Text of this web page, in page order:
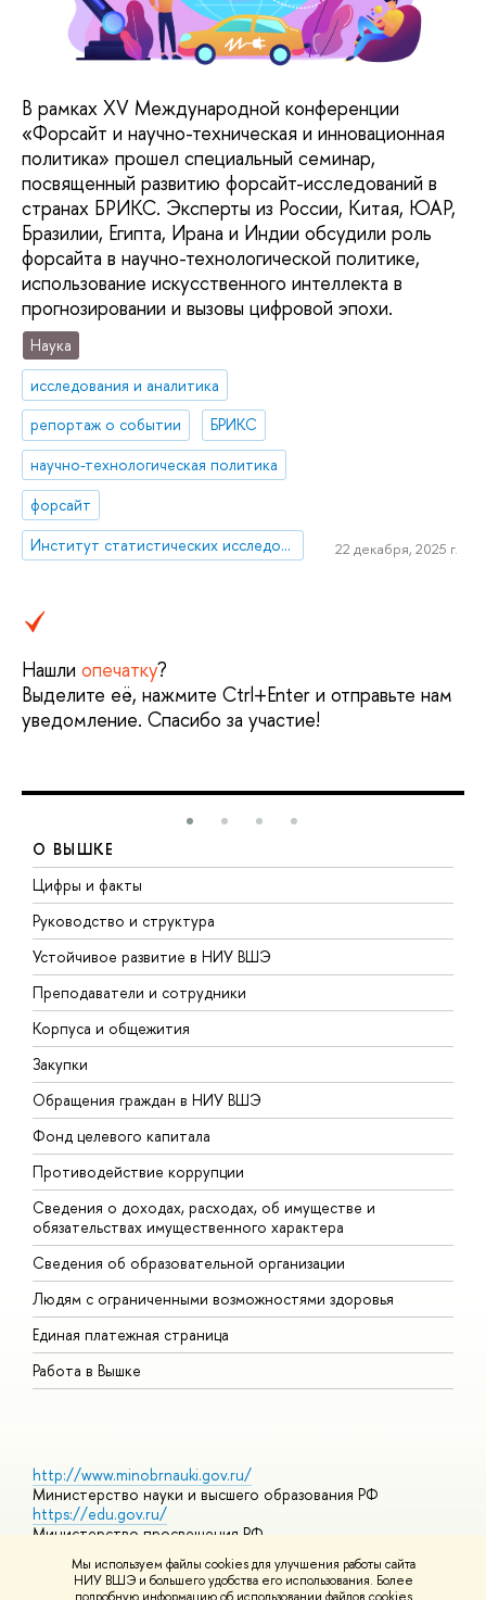
Мы используем файлы cookies для улучшения работы сайта
НИУ ВШЭ и большего удобства его использования. Более
В рамках XV Международной конференции
«Форсайт и научно-техническая и инновационная
политика» прошел специальный семинар,
посвященный развитию форсайт-исследований в
странах БРИКС. Эксперты из России, Китая, ЮАР,
Бразилии, Египта, Ирана и Индии обсудили роль
форсайта в научно-технологической политике,
использование искусственного интеллекта в
прогнозировании и вызовы цифровой эпохи.
Наука
исследования и аналитика
репортаж о событии
БРИКС
научно-технологическая политика
форсайт
Институт статистических исследований и экономики знаний
22 декабря, 2025 г.
Нашли опечатку?
Выделите её, нажмите Ctrl+Enter и отправьте нам
уведомление. Спасибо за участие!
О ВЫШКЕ
Цифры и факты
Руководство и структура
Устойчивое развитие в НИУ ВШЭ
Преподаватели и сотрудники
Корпуса и общежития
Закупки
Обращения граждан в НИУ ВШЭ
Фонд целевого капитала
Противодействие коррупции
Сведения о доходах, расходах, об имуществе и
обязательствах имущественного характера
Сведения об образовательной организации
Людям с ограниченными возможностями здоровья
Единая платежная страница
Работа в Вышке
http://www.minobrnauki.gov.ru/
Министерство науки и высшего образования РФ
https://edu.gov.ru/
Министерство просвещения РФ
https://elearning.hse.ru/mooc
Массовые открытые онлайн-курсы